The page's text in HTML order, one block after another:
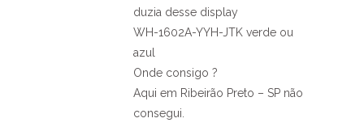
duzia desse display
WH-1602A-YYH-JTK verde ou
azul
Onde consigo ?
Aqui em Ribeirão Preto – SP não
consegui.